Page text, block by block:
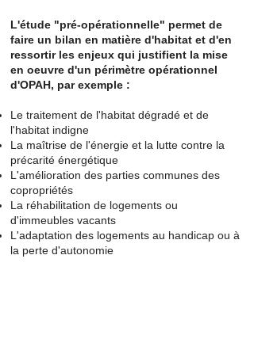
L'étude "pré-opérationnelle" permet de
faire un bilan en matière d'habitat et d'en
ressortir les enjeux qui justifient la mise
en oeuvre d'un périmètre opérationnel
d'OPAH, par exemple :
Le traitement de l'habitat dégradé et de
l'habitat indigne
La maîtrise de l'énergie et la lutte contre la
précarité énergétique
L'amélioration des parties communes des
copropriétés
La réhabilitation de logements ou
d'immeubles vacants
L'adaptation des logements au handicap ou à
la perte d'autonomie